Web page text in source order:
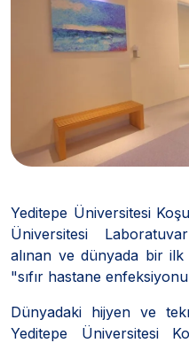
Yeditepe Üniversitesi
Üniversitesi
alınan ve dünyada bir
"sıfır hastane
Dünyadaki hijyen ve
Yeditepe Üniversitesi